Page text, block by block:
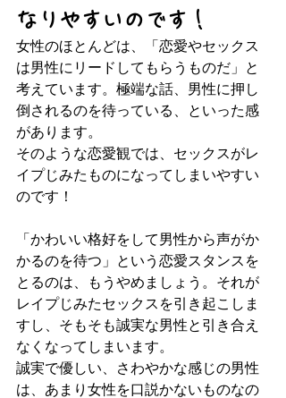
なりやすいのです！
女性のほとんどは、「恋愛やセックス
は男性にリードしてもらうものだ」と
考えています。極端な話、男性に押し
倒されるのを待っている、といった感
があります。
そのような恋愛観では、セックスがレ
イプじみたものになってしまいやすい
のです！
「かわいい格好をして男性から声がか
かるのを待つ」という恋愛スタンスを
とるのは、もうやめましょう。それが
レイプじみたセックスを引き起こしま
すし、そもそも誠実な男性と引き合え
なくなってしまいます。
誠実で優しい、さわやかな感じの男性
は、あまり女性を口説かないものなの